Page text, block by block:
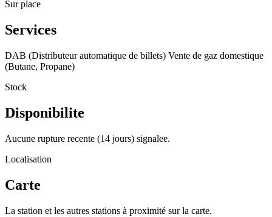
Sur place
Services
DAB (Distributeur automatique de billets) Vente de gaz domestique
(Butane, Propane)
Stock
Disponibilite
Aucune rupture recente (14 jours) signalee.
Localisation
Carte
La station et les autres stations à proximité sur la carte.